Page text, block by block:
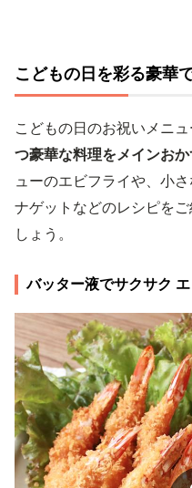
こどもの日を彩る豪華
こどもの日のお祝いメニュ
つ豪華な料理をメインお
ューのエビフライや、小
ナゲットなどのレシピを
しょう。
バッター液でサクサク